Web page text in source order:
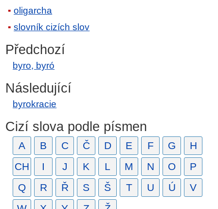
oligarcha
slovník cizích slov
Předchozí
byro, byró
Následující
byrokracie
Cizí slova podle písmen
A B C Č D E F G
H
CH
I J K L M N O
P
Q
R Ř S Š T U Ú
V